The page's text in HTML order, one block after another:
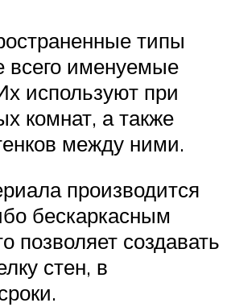
типы
всего именуемые
используют при
комнат, а также
между ними.
производится
бескаркасным
позволяет создавать
стен, в